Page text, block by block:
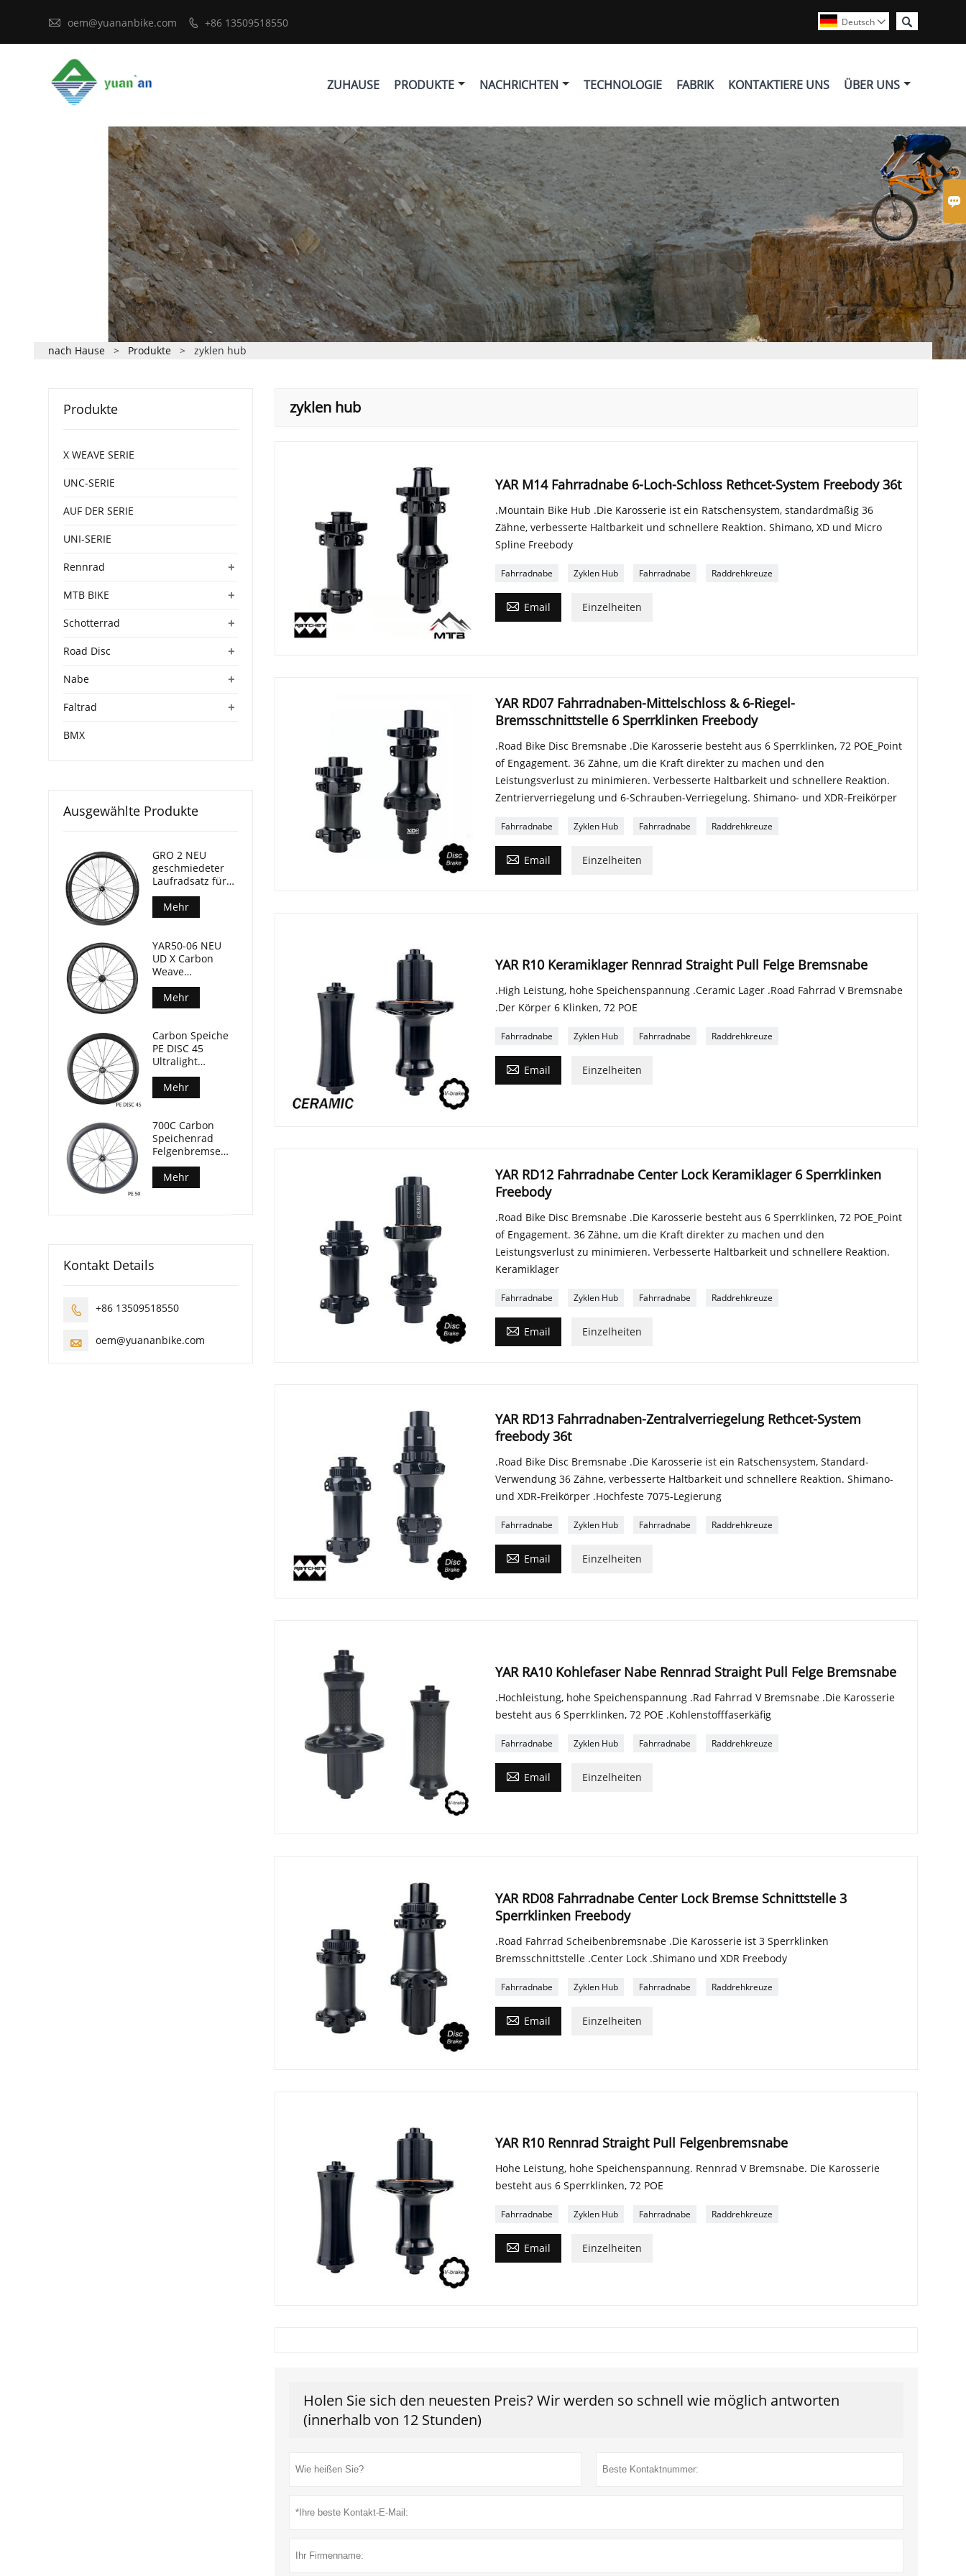

 oem@yuananbike.com  +86 13509518550 
Deutsch 
ZUHAUSE PRODUKTE NACHRICHTEN TECHNOLOGIE FABRIK KONTAKTIERE UNS ÜBER UNS
nach Hause > Produkte > zyklen hub
zyklen hub
YAR M14 Fahrradnabe 6-Loch-Schloss Rethcet-System Freebody 36t
.Mountain Bike Hub .Die Karosserie ist ein Ratschensystem, standardmäßig 36
Zähne, verbesserte Haltbarkeit und schnellere Reaktion. Shimano, XD und Micro
Spline Freebody
Fahrradnabe Zyklen Hub Fahrradnabe Raddrehkreuze
 Email Einzelheiten
YAR RD07 Fahrradnaben-Mittelschloss & 6-Riegel-
Bremsschnittstelle 6 Sperrklinken Freebody
.Road Bike Disc Bremsnabe .Die Karosserie besteht aus 6 Sperrklinken, 72 POE_Point
of Engagement. 36 Zähne, um die Kraft direkter zu machen und den
Leistungsverlust zu minimieren. Verbesserte Haltbarkeit und schnellere Reaktion.
Zentrierverriegelung und 6-Schrauben-Verriegelung. Shimano- und XDR-Freikörper
Fahrradnabe Zyklen Hub Fahrradnabe Raddrehkreuze
 Email Einzelheiten
YAR R10 Keramiklager Rennrad Straight Pull Felge Bremsnabe
.High Leistung, hohe Speichenspannung .Ceramic Lager .Road Fahrrad V Bremsnabe
.Der Körper 6 Klinken, 72 POE
Fahrradnabe Zyklen Hub Fahrradnabe Raddrehkreuze
 Email Einzelheiten
YAR RD12 Fahrradnabe Center Lock Keramiklager 6 Sperrklinken
Freebody
.Road Bike Disc Bremsnabe .Die Karosserie besteht aus 6 Sperrklinken, 72 POE_Point
of Engagement. 36 Zähne, um die Kraft direkter zu machen und den
Leistungsverlust zu minimieren. Verbesserte Haltbarkeit und schnellere Reaktion.
Keramiklager
Fahrradnabe Zyklen Hub Fahrradnabe Raddrehkreuze
 Email Einzelheiten
YAR RD13 Fahrradnaben-Zentralverriegelung Rethcet-System
freebody 36t
.Road Bike Disc Bremsnabe .Die Karosserie ist ein Ratschensystem, Standard-
Verwendung 36 Zähne, verbesserte Haltbarkeit und schnellere Reaktion. Shimano-
und XDR-Freikörper .Hochfeste 7075-Legierung
Fahrradnabe Zyklen Hub Fahrradnabe Raddrehkreuze
 Email Einzelheiten
YAR RA10 Kohlefaser Nabe Rennrad Straight Pull Felge Bremsnabe
.Hochleistung, hohe Speichenspannung .Rad Fahrrad V Bremsnabe .Die Karosserie
besteht aus 6 Sperrklinken, 72 POE .Kohlenstofffaserkäfig
Fahrradnabe Zyklen Hub Fahrradnabe Raddrehkreuze
 Email Einzelheiten
YAR RD08 Fahrradnabe Center Lock Bremse Schnittstelle 3
Sperrklinken Freebody
.Road Fahrrad Scheibenbremsnabe .Die Karosserie ist 3 Sperrklinken
Bremsschnittstelle .Center Lock .Shimano und XDR Freebody
Fahrradnabe Zyklen Hub Fahrradnabe Raddrehkreuze
 Email Einzelheiten
YAR R10 Rennrad Straight Pull Felgenbremsnabe
Hohe Leistung, hohe Speichenspannung. Rennrad V Bremsnabe. Die Karosserie
besteht aus 6 Sperrklinken, 72 POE
Fahrradnabe Zyklen Hub Fahrradnabe Raddrehkreuze
 Email Einzelheiten
Holen Sie sich den neuesten Preis? Wir werden so schnell wie möglich antworten
(innerhalb von 12 Stunden)
Produkte
X WEAVE SERIE
UNC-SERIE
AUF DER SERIE
UNI-SERIE
+
Rennrad
+
MTB BIKE
+
Schotterrad
+
Road Disc
+
Nabe
+
Faltrad
BMX
Ausgewählte Produkte
GRO 2 NEU
geschmiedeter
Laufradsatz für
Gravel-Bikes, 45
mm Tiefe, 24 mm
Innenbreite
Mehr
YAR50-06 NEU
UD X Carbon
Weave
Felgenbremse
Fahrrad
Laufradsatz
29mm Breite
Mehr
Carbon Speiche
PE DISC 45
Ultralight
Laufradsatz
Keramiklager nur
1280g
Mehr
700C Carbon
Speichenrad
Felgenbremse
Keramiklager
Rennrad
Laufradsatz
Mehr
Kontakt Details
 +86 13509518550
 oem@yuananbike.com